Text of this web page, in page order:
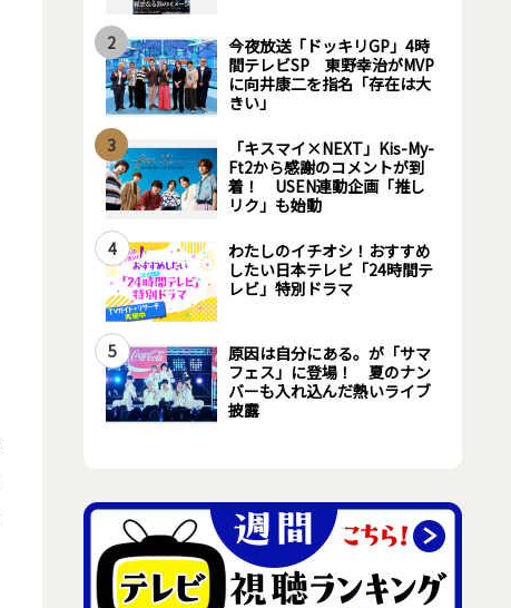
2
今夜放送「ドッキリGP」4時
間テレビSP 東野幸治がMVP
に向井康二を指名「存在は大
きい」
3
「キスマイ×NEXT」Kis-My-
Ft2から感謝のコメントが到
着！ USEN連動企画「推し
リク」も始動
4
わたしのイチオシ！おすすめ
したい日本テレビ「24時間テ
レビ」特別ドラマ
5
原因は自分にある。が「サマ
フェス」に登場！ 夏のナン
バーも入れ込んだ熱いライブ
披露